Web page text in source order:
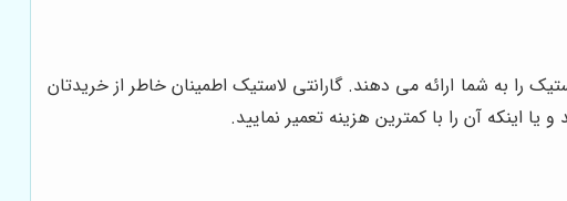
را به شما ارائه می دهند. گارانتی لاستیک اطمینان خاطر از خریدتان
اینکه آن را با کمترین هزینه تعمیر نمایید.